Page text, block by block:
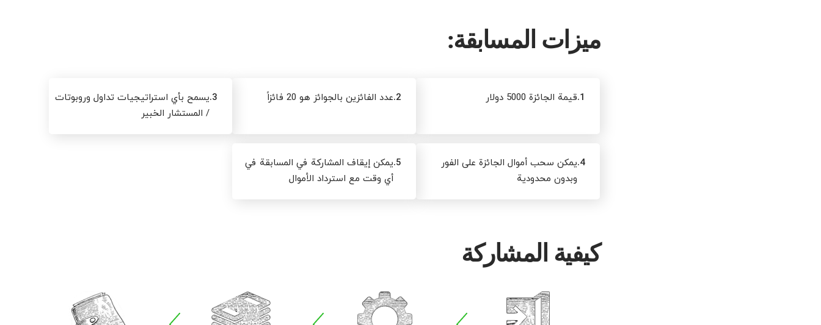
ميزات المسابقة:
1. قيمة الجائزة 5000 دولار 2. عدد الفائزين بالجوائز هو 20 فائزاً 3. يسمح بأي استراتيجيات تداول وروبوتات
/ المستشار الخبير
4. يمكن سحب أموال الجائزة على الفور
وبدون محدودية
5. يمكن إيقاف المشاركة في المسابقة في
أي وقت مع استرداد الأموال
كيفية المشاركة